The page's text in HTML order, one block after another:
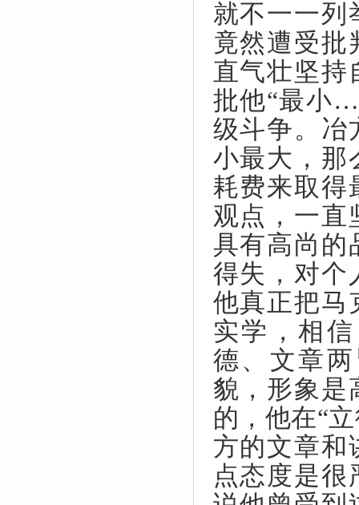
就不一一列
竟然遭受批
直气壮坚持
批他“最小
级斗争。冶
小最大，那
耗费来取得
观点，一直
具有高尚的
得失，对个
他真正把马
实学，相
德、文章
貌，形象是
的，他在“
方的文章和
点态度是